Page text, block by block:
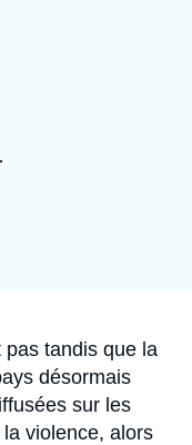
tandis que la
désormais
sur les
violence, alors